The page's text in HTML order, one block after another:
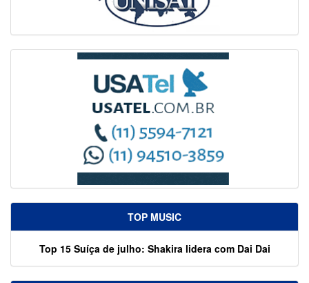
TOP MUSIC
Top 15 Suíça de julho: Shakira lidera com Dai Dai